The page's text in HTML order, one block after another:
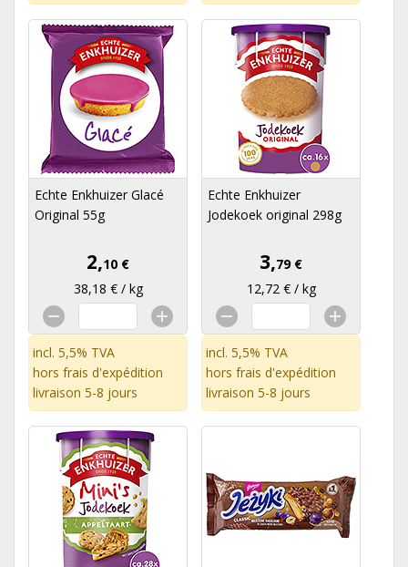
Echte Enkhuizer Glacé
Original 55g
2,10 €
38,18 € / kg
incl. 5,5% TVA
hors frais d'expédition
livraison 5-8 jours
Echte Enkhuizer
Jodekoek original 298g
3,79 €
12,72 € / kg
incl. 5,5% TVA
hors frais d'expédition
livraison 5-8 jours